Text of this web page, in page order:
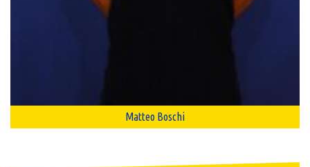
Matteo Boschi